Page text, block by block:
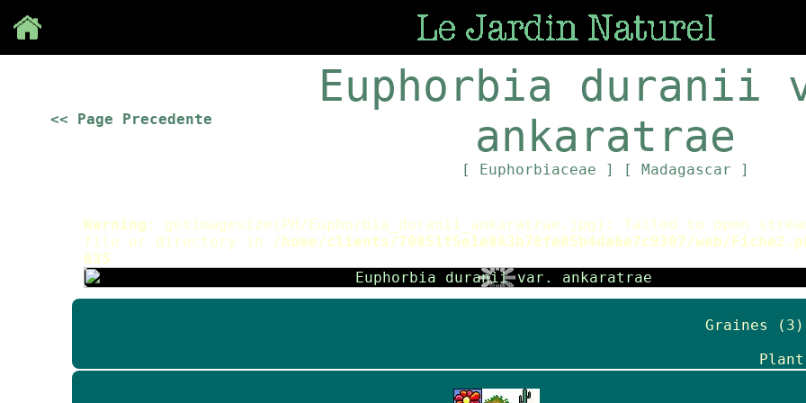
<< Page Precedente
Euphorbia duranii
ankaratrae
[ Euphorbiaceae ] [ Madagascar ]
Warning : getimagesize(PH/Euphorbia_duranii_ankaratrae.jpg): failed to open
file or directory in
/home/clients/70851f5e1e883b78fe05b4da6e7c9307/web/
635
Graines